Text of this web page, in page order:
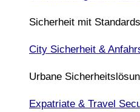
Sicherheit mit
City Sicherheit &
Urbane
Expatriate & Travel